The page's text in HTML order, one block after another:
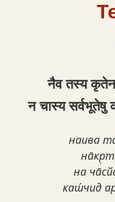
नैव तस्य
न चास्य सर्वभूतेषु
наива
на
каш́чид